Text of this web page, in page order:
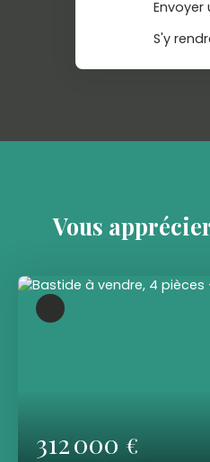
S'y
Vous
312 000 €